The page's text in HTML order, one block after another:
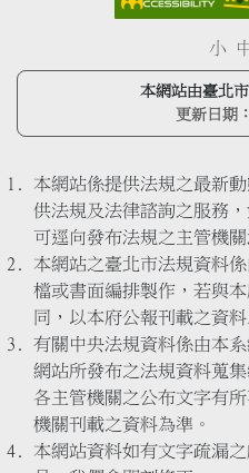
小
本網站由臺北
更新日期：
本網站係提供法規之最新
供法規及法律諮詢之服務
可逕向發布法規之主管機關
本網站之臺北市法規資料
檔或書面編排製作，若與
同，以本府公報刊載之資料
有關中央法規資料係由本
網站所發布之法規資料蒐
各主管機關之公布文字有
機關刊載之資料為準。
本網站資料如有文字疏漏